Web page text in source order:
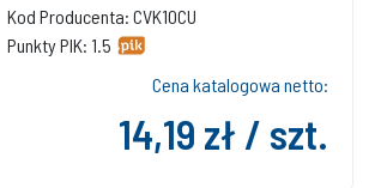
Kod Producenta: CVK10CU
Punkty PIK: 1.5
Cena katalogowa netto:
14,19 zł / szt.